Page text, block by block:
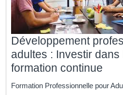
Développement
adultes : Investir dans
formation continue
Formation Professionnelle pour